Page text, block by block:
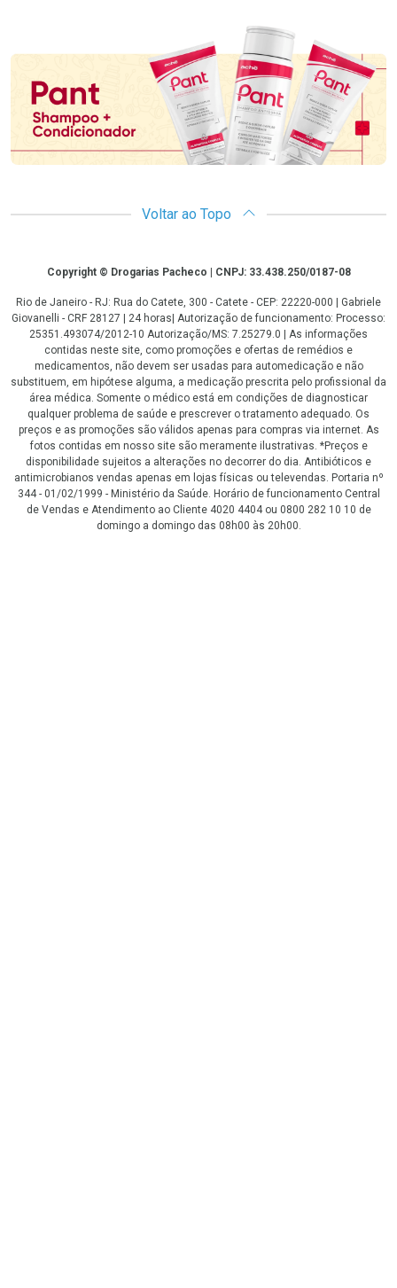
Promoção em Destaque
Voltar ao Topo
CopyrightCopyright © Drogarias Pacheco | CNPJ: 33.438.250/0187-08
Rio de Janeiro - RJ: Rua do Catete, 300 - Catete - CEP: 22220-000 | Gabriele
Giovanelli - CRF 28127 | 24 horas| Autorização de funcionamento: Processo:
25351.493074/2012-10 Autorização/MS: 7.25279.0 | As informações
contidas neste site, como promoções e ofertas de remédios e
medicamentos, não devem ser usadas para automedicação e não
substituem, em hipótese alguma, a medicação prescrita pelo profissional da
área médica. Somente o médico está em condições de diagnosticar
qualquer problema de saúde e prescrever o tratamento adequado. Os
preços e as promoções são válidos apenas para compras via internet. As
fotos contidas em nosso site são meramente ilustrativas. *Preços e
disponibilidade sujeitos a alterações no decorrer do dia. Antibióticos e
antimicrobianos vendas apenas em lojas físicas ou televendas. Portaria nº
344 - 01/02/1999 - Ministério da Saúde. Horário de funcionamento Central
de Vendas e Atendimento ao Cliente 4020 4404 ou 0800 282 10 10 de
domingo a domingo das 08h00 às 20h00.